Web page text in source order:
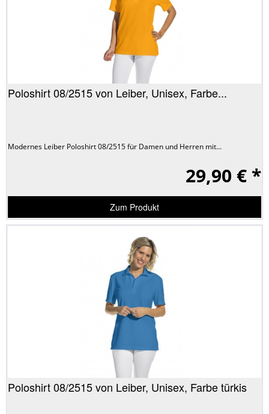
Poloshirt 08/2515 von Leiber, Unisex, Farbe...
Modernes Leiber Poloshirt 08/2515 für Damen und Herren mit...
29,90 € *
Zum Produkt
Poloshirt 08/2515 von Leiber, Unisex, Farbe türkis